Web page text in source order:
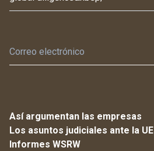
Así argumentan las empresas
Los asuntos judiciales ante la UE
Informes WSRW